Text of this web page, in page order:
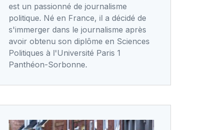
est un passionné de journalisme
politique. Né en France, il a décidé de
s'immerger dans le journalisme après
avoir obtenu son diplôme en Sciences
Politiques à l'Université Paris 1
Panthéon-Sorbonne.